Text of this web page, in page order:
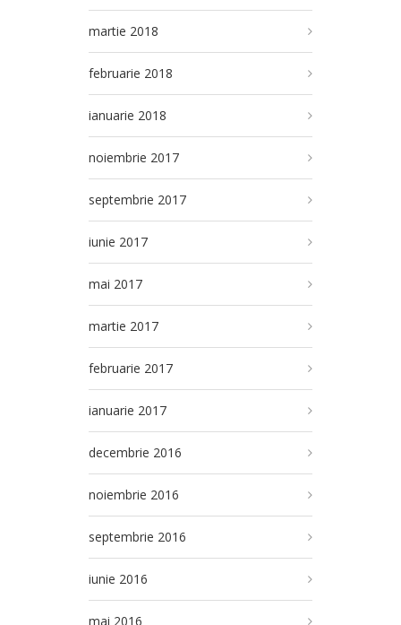
martie 2018
februarie 2018
ianuarie 2018
noiembrie 2017
septembrie 2017
iunie 2017
mai 2017
martie 2017
februarie 2017
ianuarie 2017
decembrie 2016
noiembrie 2016
septembrie 2016
iunie 2016
mai 2016